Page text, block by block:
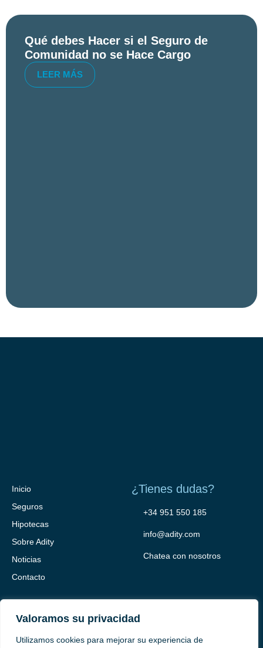
Valoramos su privacidad
Utilizamos cookies para mejorar su experiencia de
Qué debes Hacer si el Seguro de
Comunidad no se Hace Cargo
LEER MÁS
Inicio
Seguros
Hipotecas
Sobre Adity
Noticias
Contacto
¿Tienes dudas?
+34 951 550 185
info@adity.com
Chatea con nosotros